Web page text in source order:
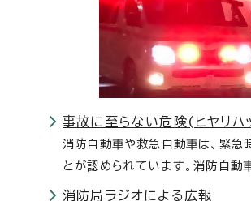
事故に至らない危険(ヒヤリハ
消防自動車や救急自動車は、緊急
とが認められています。消防自動
消防局ラジオによる広報